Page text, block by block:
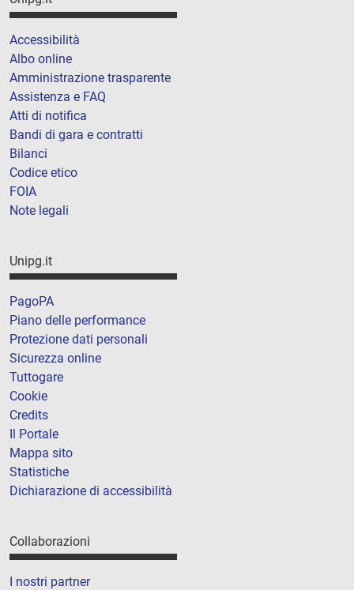
Accessibilità
Albo online
Amministrazione trasparente
Assistenza e FAQ
Atti di notifica
Bandi di gara e contratti
Bilanci
Codice etico
FOIA
Note legali
Unipg.it
PagoPA
Piano delle performance
Protezione dati personali
Sicurezza online
Tuttogare
Cookie
Credits
Il Portale
Mappa sito
Statistiche
Dichiarazione di accessibilità
Collaborazioni
I nostri partner